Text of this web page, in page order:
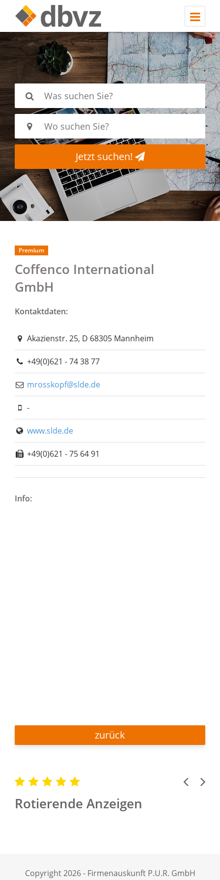
Jetzt suchen!
Coffenco International
GmbH
Premium
Kontaktdaten:
Akazienstr. 25, D 68305 Mannheim
+49(0)621 - 74 38 77
mrosskopf@slde.de
-
www.slde.de
+49(0)621 - 75 64 91
Info:
zurück
Rotierende Anzeigen
Previous
Next
Copyright 2026 - Firmenauskunft P.U.R. GmbH